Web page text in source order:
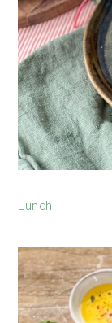
Lunch